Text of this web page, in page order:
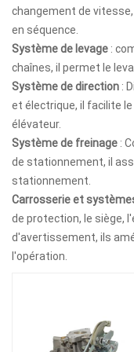
changement de
en séquence.
Système de levage :
chaînes, il permet le
Système de direction :
et électrique, il facilite
élévateur.
Système de freinage :
de stationnement, il
stationnement.
Carrosserie et
de protection, le siège,
d'avertissement, ils
l'opération.